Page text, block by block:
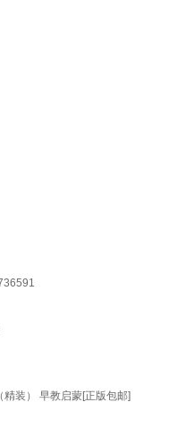
装） 早教启蒙[正版包邮]